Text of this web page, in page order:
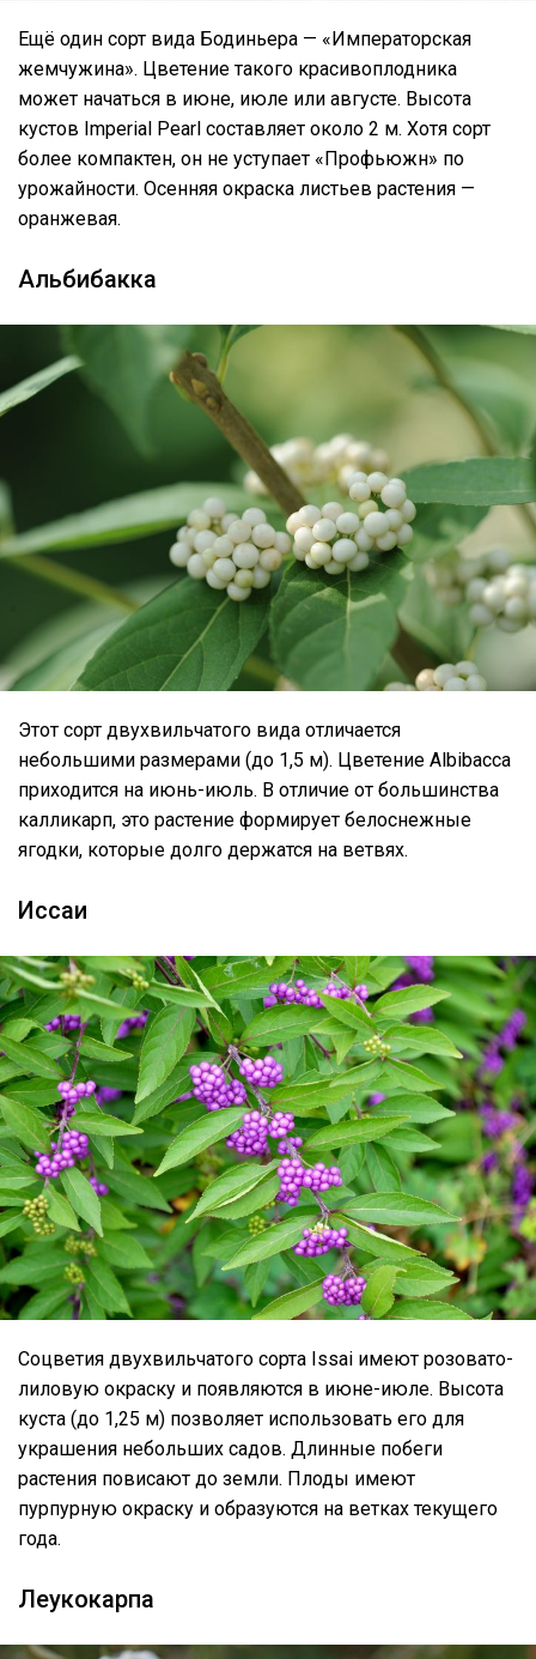
Ещё один сорт вида Бодиньера — «Императорская
жемчужина». Цветение такого красивоплодника
может начаться в июне, июле или августе. Высота
кустов Imperial Pearl составляет около 2 м. Хотя сорт
более компактен, он не уступает «Профьюжн» по
урожайности. Осенняя окраска листьев растения —
оранжевая.
Альбибакка
Этот сорт двухвильчатого вида отличается
небольшими размерами (до 1,5 м). Цветение Albibacca
приходится на июнь-июль. В отличие от большинства
калликарп, это растение формирует белоснежные
ягодки, которые долго держатся на ветвях.
Иссаи
Соцветия двухвильчатого сорта Issai имеют розовато-
лиловую окраску и появляются в июне-июле. Высота
куста (до 1,25 м) позволяет использовать его для
украшения небольших садов. Длинные побеги
растения повисают до земли. Плоды имеют
пурпурную окраску и образуются на ветках текущего
года.
Леукокарпа